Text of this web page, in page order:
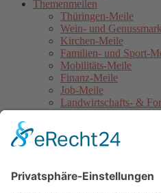
Themenmeilen
Thüringen-Meile
Wein- und
Kirchen-Meile
Familien- und Sport-
Mobilitäts-Meile
Finanz-Meile
Job-Meile
Landwirtschafts- &
Politik- & Europa-Meile
Service